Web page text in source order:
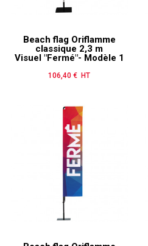
Beach flag Oriflamme
classique 2,3 m
Visuel "Fermé"- Modèle 1
Prix
106,40 € HT